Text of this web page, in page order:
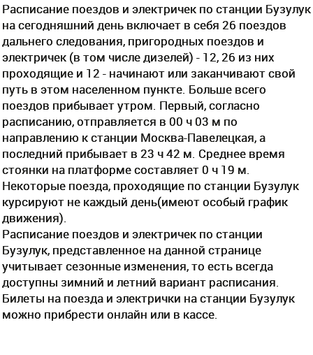
Расписание поездов и электричек по станции Бузулук
на сегодняшний день включает в себя 26 поездов
дальнего следования, пригородных поездов и
электричек (в том числе дизелей) - 12, 26 из них
проходящие и 12 - начинают или заканчивают свой
путь в этом населенном пункте. Больше всего
поездов прибывает утром. Первый, согласно
расписанию, отправляется в 00 ч 03 м по
направлению к станции Москва-Павелецкая, а
последний прибывает в 23 ч 42 м. Среднее время
стоянки на платформе составляет 0 ч 19 м.
Некоторые поезда, проходящие по станции Бузулук
курсируют не каждый день(имеют особый график
движения).
Расписание поездов и электричек по станции
Бузулук, представленное на данной странице
учитывает сезонные изменения, то есть всегда
доступны зимний и летний вариант расписания.
Билеты на поезда и электрички на станции Бузулук
можно прибрести онлайн или в кассе.